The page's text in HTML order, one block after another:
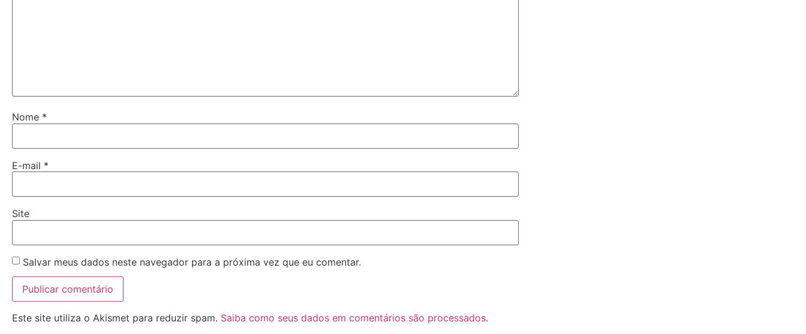
Nome *
E-mail *
Site
Salvar meus dados neste navegador para a próxima vez que eu comentar.
Este site utiliza o Akismet para reduzir spam. Saiba como seus dados em comentários são processados.